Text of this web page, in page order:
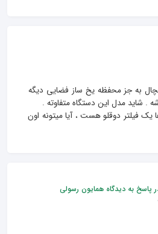
به جز محفظه یخ ساز فضایی دیگه
فیلتر دوقلو هست ، آیا میتونه اون
پاسخ به دیدگاه همایون رسولی